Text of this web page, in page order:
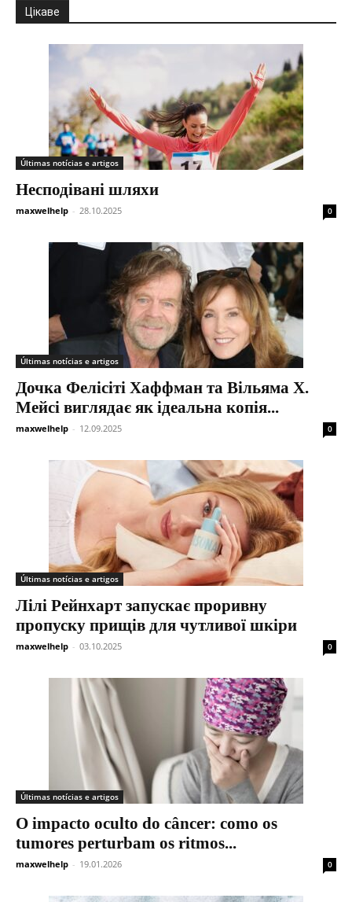
Цікаве
Últimas notícias e artigos
Несподівані шляхи
maxwelhelp - 28.10.2025 0
Últimas notícias e artigos
Дочка Фелісіті Хаффман та Вільяма Х.
Мейсі виглядає як ідеальна копія...
maxwelhelp - 12.09.2025 0
Últimas notícias e artigos
Лілі Рейнхарт запускає проривну
пропуску прищів для чутливої ​​шкіри
maxwelhelp - 03.10.2025 0
Últimas notícias e artigos
O impacto oculto do câncer: como os
tumores perturbam os ritmos...
maxwelhelp - 19.01.2026 0